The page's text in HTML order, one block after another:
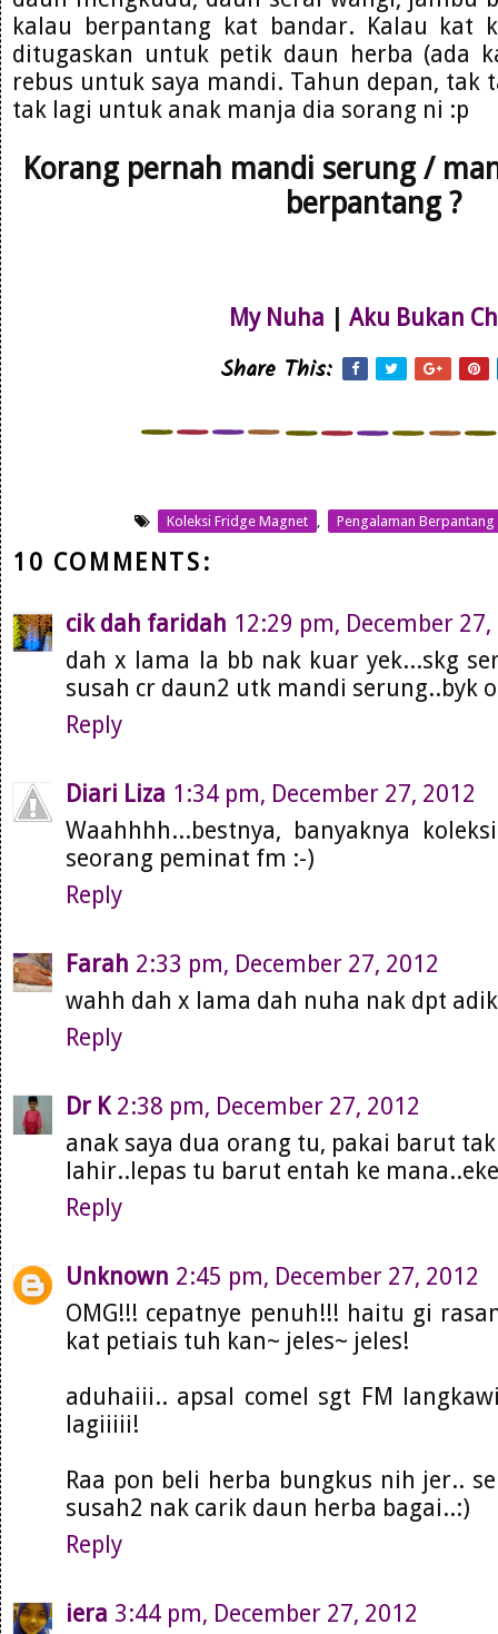
kalau berpantang kat bandar. Kalau kat
ditugaskan untuk petik daun herba (ada
rebus untuk saya mandi. Tahun depan, tak
tak lagi untuk anak manja dia sorang ni :p
Korang pernah mandi serung /
berpantang ?
My Nuha | Aku Bukan
Share This:
Koleksi Fridge Magnet Pengalaman Berpantang
10 COMMENTS:
cik dah faridah 12:29 pm, December 27,
dah x lama la bb nak kuar yek...skg
susah cr daun2 utk mandi serung..byk
Reply
Diari Liza 1:34 pm, December 27, 2012
Waahhhh...bestnya, banyaknya
seorang peminat fm :-)
Reply
Farah 2:33 pm, December 27, 2012
wahh dah x lama dah nuha nak dpt
Reply
Dr K 2:38 pm, December 27, 2012
anak saya dua orang tu, pakai barut
lahir..lepas tu barut entah ke
Reply
Unknown 2:45 pm, December 27, 2012
OMG!!! cepatnye penuh!!! haitu gi
kat petiais tuh kan~ jeles~ jeles!
aduhaiii.. apsal comel sgt FM
lagiiiii!
Raa pon beli herba bungkus nih jer..
susah2 nak carik daun herba bagai..:)
Reply
iera 3:44 pm, December 27, 2012